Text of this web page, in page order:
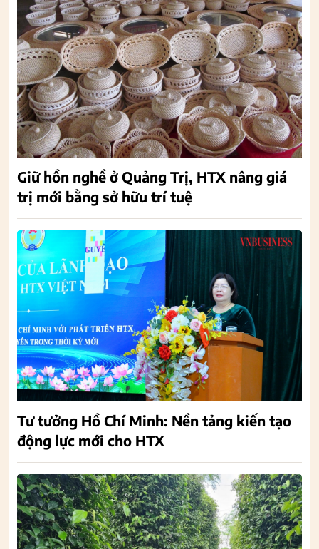
Giữ hồn nghề ở Quảng Trị, HTX nâng giá
trị mới bằng sở hữu trí tuệ
Tư tưởng Hồ Chí Minh: Nền tảng kiến tạo
động lực mới cho HTX